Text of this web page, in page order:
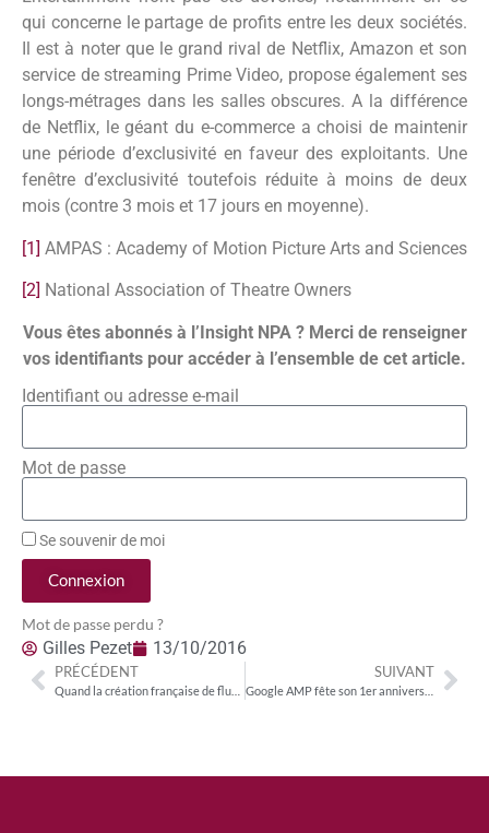
qui concerne le partage de profits entre les deux sociétés.
Il est à noter que le grand rival de Netflix, Amazon et son
service de streaming Prime Video, propose également ses
longs-métrages dans les salles obscures. A la différence
de Netflix, le géant du e-commerce a choisi de maintenir
une période d’exclusivité en faveur des exploitants. Une
fenêtre d’exclusivité toutefois réduite à moins de deux
mois (contre 3 mois et 17 jours en moyenne).
[1] AMPAS : Academy of Motion Picture Arts and Sciences
[2] National Association of Theatre Owners
Vous êtes abonnés à l’Insight NPA ? Merci de renseigner
vos identifiants pour accéder à l’ensemble de cet article.
Identifiant ou adresse e-mail
Mot de passe
Se souvenir de moi
Connexion
Mot de passe perdu ?
Gilles Pezet 13/10/2016
PRÉCÉDENT SUIVANT
Google AMP fête son 1er anniversaire avec des retours positifs des éditeurs